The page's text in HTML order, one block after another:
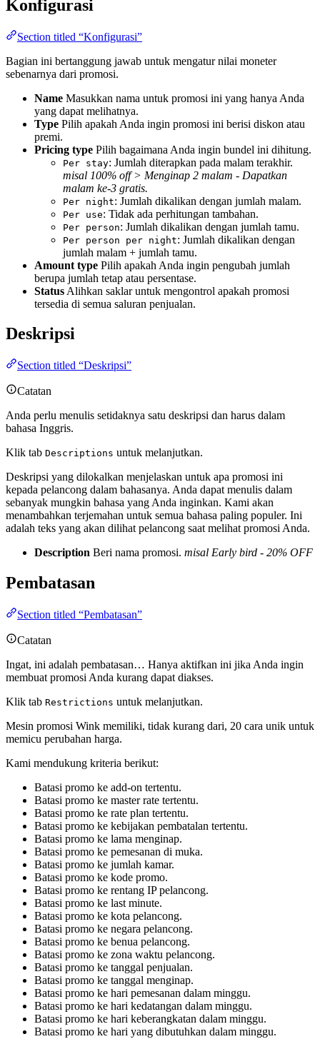
Konfigurasi
Section titled “Konfigurasi”
Bagian ini bertanggung jawab untuk mengatur nilai moneter
sebenarnya dari promosi.
Name Masukkan nama untuk promosi ini yang hanya Anda
yang dapat melihatnya.
Type Pilih apakah Anda ingin promosi ini berisi diskon atau
premi.
Pricing type Pilih bagaimana Anda ingin bundel ini dihitung.
Per stay: Jumlah diterapkan pada malam terakhir.
misal 100% off > Menginap 2 malam - Dapatkan
malam ke-3 gratis.
Per night: Jumlah dikalikan dengan jumlah malam.
Per use: Tidak ada perhitungan tambahan.
Per person: Jumlah dikalikan dengan jumlah tamu.
Per person per night: Jumlah dikalikan dengan
jumlah malam + jumlah tamu.
Amount type Pilih apakah Anda ingin pengubah jumlah
berupa jumlah tetap atau persentase.
Status Alihkan saklar untuk mengontrol apakah promosi
tersedia di semua saluran penjualan.
Deskripsi
Section titled “Deskripsi”
Catatan
Anda perlu menulis setidaknya satu deskripsi dan harus dalam
bahasa Inggris.
Klik tab Descriptions untuk melanjutkan.
Deskripsi yang dilokalkan menjelaskan untuk apa promosi ini
kepada pelancong dalam bahasanya. Anda dapat menulis dalam
sebanyak mungkin bahasa yang Anda inginkan. Kami akan
menambahkan terjemahan untuk semua bahasa paling populer. Ini
adalah teks yang akan dilihat pelancong saat melihat promosi Anda.
Description Beri nama promosi. misal Early bird - 20% OFF
Pembatasan
Section titled “Pembatasan”
Catatan
Ingat, ini adalah pembatasan… Hanya aktifkan ini jika Anda ingin
membuat promosi Anda kurang dapat diakses.
Klik tab Restrictions untuk melanjutkan.
Mesin promosi Wink memiliki, tidak kurang dari, 20 cara unik untuk
memicu perubahan harga.
Kami mendukung kriteria berikut:
Batasi promo ke add-on tertentu.
Batasi promo ke master rate tertentu.
Batasi promo ke rate plan tertentu.
Batasi promo ke kebijakan pembatalan tertentu.
Batasi promo ke lama menginap.
Batasi promo ke pemesanan di muka.
Batasi promo ke jumlah kamar.
Batasi promo ke kode promo.
Batasi promo ke rentang IP pelancong.
Batasi promo ke last minute.
Batasi promo ke kota pelancong.
Batasi promo ke negara pelancong.
Batasi promo ke benua pelancong.
Batasi promo ke zona waktu pelancong.
Batasi promo ke tanggal penjualan.
Batasi promo ke tanggal menginap.
Batasi promo ke hari pemesanan dalam minggu.
Batasi promo ke hari kedatangan dalam minggu.
Batasi promo ke hari keberangkatan dalam minggu.
Batasi promo ke hari yang dibutuhkan dalam minggu.